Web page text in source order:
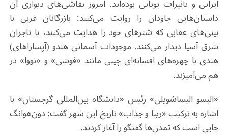
ایرانی و تاثیرات یونانی بوده‌اند. امروز نقاشی‌های دیواری آن
داستان‌هایی جاودان را روایت می‌کنند: بازرگانان غربی با
بینی‌های عقابی که شترهای خود را هدایت می‌کنند، با تاجران
شرق آسیا دیدار می‌کنند. موجودات آسمانی هندو (آپساراهای)
هندی با چهره‌های افسانه‌ای چینی مانند «فوشی» و «نووا» در
هم می‌آمیزند.
«الیسو الیساشویلی» رئیس «دانشگاه بین‌المللی گرجستان» با
اشاره به ترکیب «زیبا و جذاب» تاریخ این شهر گفت: دون‌هوانگ
جایی است که تمدن‌ها گفتگو را آغاز کردند.